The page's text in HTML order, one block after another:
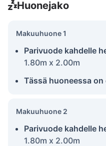
Huonejako
Makuuhuone 1
Parivuode kahdelle
1.80m x 2.00m
Tässä huoneessa
Makuuhuone 2
Parivuode kahdelle
1.80m x 2.00m